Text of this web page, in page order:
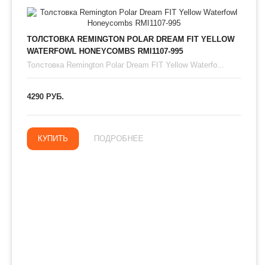
ТОЛСТОВКА REMINGTON POLAR DREAM FIT YELLOW
WATERFOWL HONEYCOMBS RMI1107-995
Толстовка Remington Polar Dream FIT Yellow Waterfo...
4290 РУБ.
КУПИТЬ ПОДРОБНЕЕ